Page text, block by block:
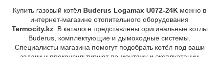
Купить газовый котёл Buderus Logamax U072-24K можно в
интернет-магазине отопительного оборудования
Termocity.kz. В каталоге представлены оригинальные котлы
Buderus, комплектующие и дымоходные системы.
Специалисты магазина помогут подобрать котёл под ваши